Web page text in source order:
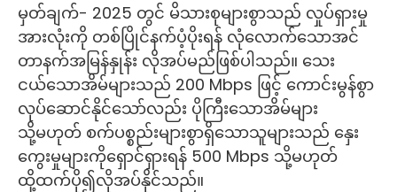
မှတ်ချက်- 2025 တွင် မိသားစုများစွာသည် လှုပ်ရှားမှု
အားလုံးကို တစ်ပြိုင်နက်ပံ့ပိုးရန် လုံလောက်သောအင်
တာနက်အမြန်နှုန်း လိုအပ်မည်ဖြစ်ပါသည်။ သေး
ငယ်သောအိမ်များသည် 200 Mbps ဖြင့် ကောင်းမွန်စွာ
လုပ်ဆောင်နိုင်သော်လည်း ပိုကြီးသောအိမ်များ
သို့မဟုတ် စက်ပစ္စည်းများစွာရှိသောသူများသည် နှေး
ကွေးမှုများကိုရှောင်ရှားရန် 500 Mbps သို့မဟုတ်
ထို့ထက်ပို၍လိုအပ်နိုင်သည်။